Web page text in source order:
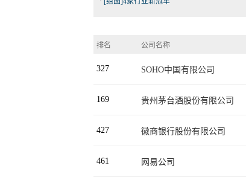
排名 公司名称
327 SOHO中国有限公司
169 贵州茅台酒股份有限公司
427 徽商银行股份有限公司
461 网易公司